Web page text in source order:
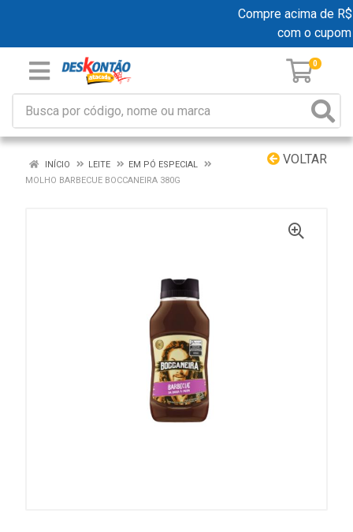
Compre acima de
com o cupom
0
VOLTAR
INÍCIO LEITE
EM PÓ ESPECIAL
MOLHO BARBECUE BOCCANEIRA 380G